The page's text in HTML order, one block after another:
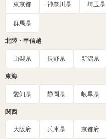
東京都 神奈川県 埼玉県
群馬県
北陸・甲信越
山梨県 長野県 新潟県
東海
愛知県 静岡県 岐阜県
関西
大阪府 兵庫県 京都府